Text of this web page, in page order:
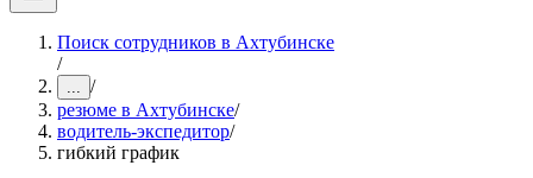
Поиск сотрудников в Ахтубинске
/
... /
резюме в Ахтубинске/
водитель-экспедитор/
гибкий график